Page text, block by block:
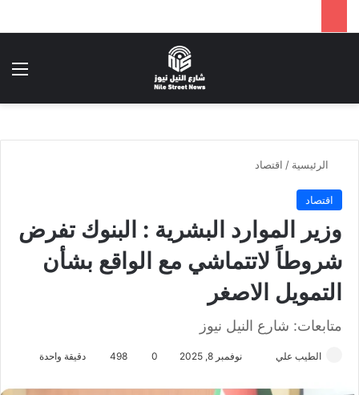
الرئيسية / اقتصاد
اقتصاد
وزير الموارد البشرية : البنوك تفرض
شروطاً لاتتماشي مع الواقع بشأن
التمويل الاصغر
متابعات: شارع النيل نيوز
الطيب علي نوفمبر 8, 2025 0
498 دقيقة واحدة